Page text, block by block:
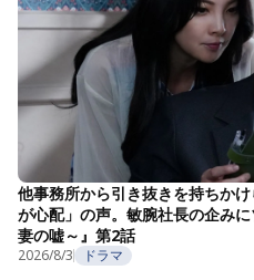
他事務所から引き抜きを持ちか
が心配」の声。敏腕社長の企み
妻の嘘～』第2話
2026/8/3 ドラマ